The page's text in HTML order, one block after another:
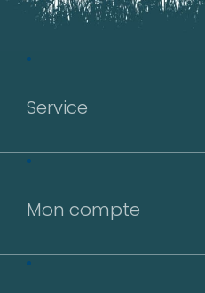
Service
Mon compte